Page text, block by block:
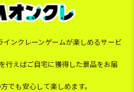
ンクレーンゲームが楽しめるサービ
行えばご自宅に獲得した景品をお届
でも安心して楽しめます。